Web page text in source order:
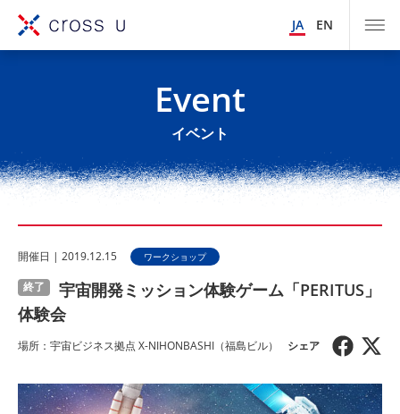
JA EN
Event
イベント
開催⽇ | 2019.12.15 ワークショップ
終了
宇宙開発ミッション体験ゲーム「PERITUS」
体験会
場所：宇宙ビジネス拠点 X-NIHONBASHI（福島ビル）